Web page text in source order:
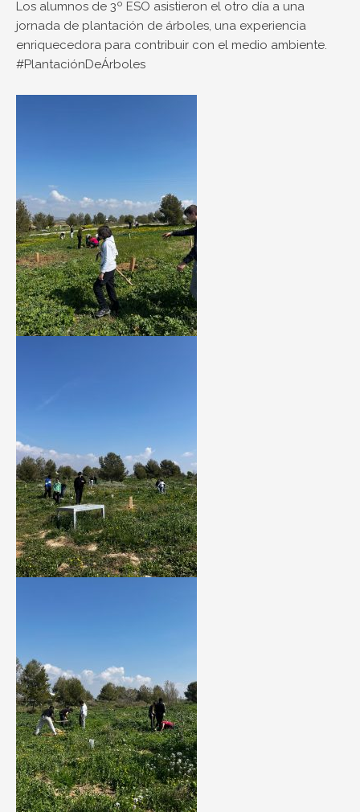
Los alumnos de 3º ESO asistieron el otro día a una
jornada de plantación de árboles, una experiencia
enriquecedora para contribuir con el medio ambiente.
#PlantaciónDeÁrboles